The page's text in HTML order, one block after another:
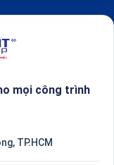
mọi công trình
TP.HCM